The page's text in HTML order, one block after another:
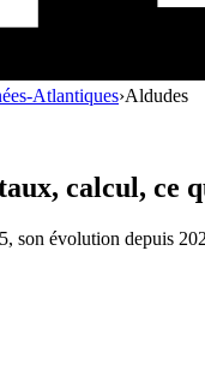
Atlantiques›Aldudes
calcul, ce
son évolution depuis